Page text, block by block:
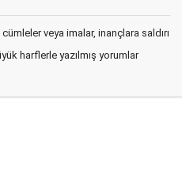
veya imalar, inançlara saldırı
harflerle yazılmış yorumlar